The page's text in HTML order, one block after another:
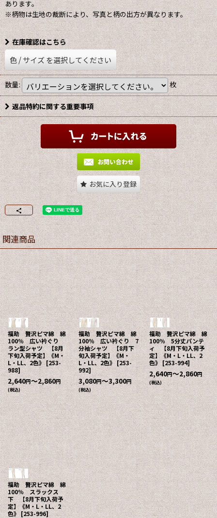
あります。
※柄物は生地の裁断により、写真と柄の出方が異なります。
在庫確認はこちら
色/サイズを選択してください
数量: 枚
返品特約に関する重要事項
お気に入り登録
関連商品
福助 贅沢ピマ綿 綿
100％ 広い衿ぐり
ラン型シャツ 【8月
下旬入荷予定】《M・
L・LL、2色》 [253-
988]
2,640円～2,860円
(税込)
福助 贅沢ピマ綿 綿
100％ 広い衿ぐり 7
分袖シャツ 【8月下
旬入荷予定】《M・
L・LL、2色》 [253-
992]
3,080円～3,300円
(税込)
福助 贅沢ピマ綿 綿
100％ 5分丈パンテ
ィ 【8月下旬入荷予
定】《M・L・LL、2
色》 [253-994]
2,640円～2,860円
(税込)
福助 贅沢ピマ綿 綿
100％ スラックス
下 【8月下旬入荷予
定】《M・L・LL、2
色》 [253-996]